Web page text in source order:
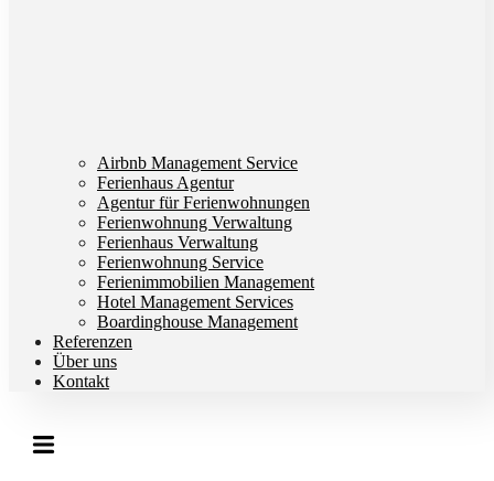
Airbnb Management Service
Ferienhaus Agentur
Agentur für Ferienwohnungen
Ferienwohnung Verwaltung
Ferienhaus Verwaltung
Ferienwohnung Service
Ferienimmobilien Management
Hotel Management Services
Boardinghouse Management
Referenzen
Über uns
Kontakt